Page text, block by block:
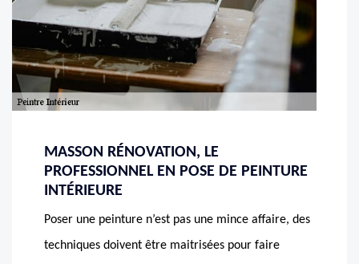
MASSON RÉNOVATION, LE
PROFESSIONNEL EN POSE DE PEINTURE
INTÉRIEURE
Poser une peinture n’est pas une mince affaire, des
techniques doivent être maitrisées pour faire